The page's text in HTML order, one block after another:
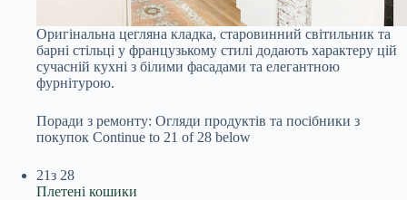
Оригінальна цегляна кладка, старовинний світильник та
барні стільці у французькому стилі додають характеру цій
сучасній кухні з білими фасадами та елегантною
фурнітурою.
Поради з ремонту: Огляди продуктів та посібники з
покупок Continue to 21 of 28 below
21з 28
Плетені кошики